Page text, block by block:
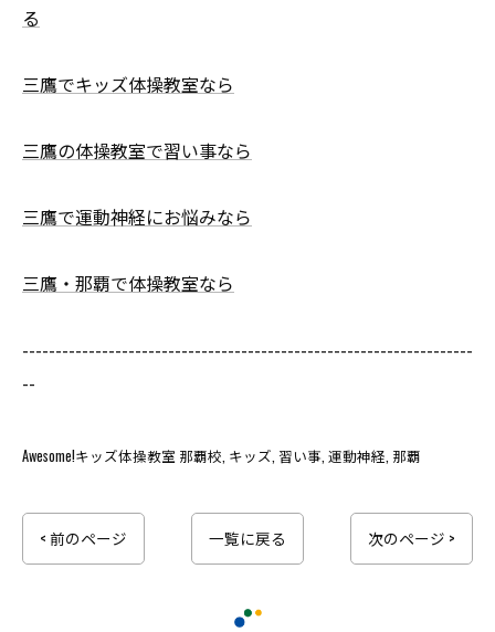
る
三鷹でキッズ体操教室なら
三鷹の体操教室で習い事なら
三鷹で運動神経にお悩みなら
三鷹・那覇で体操教室なら
--------------------------------------------------------------------
--
Awesome!キッズ体操教室 那覇校 キッズ 習い事 運動神経 那覇
< 前のページ 一覧に戻る 次のページ >